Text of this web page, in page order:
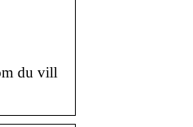
du vill